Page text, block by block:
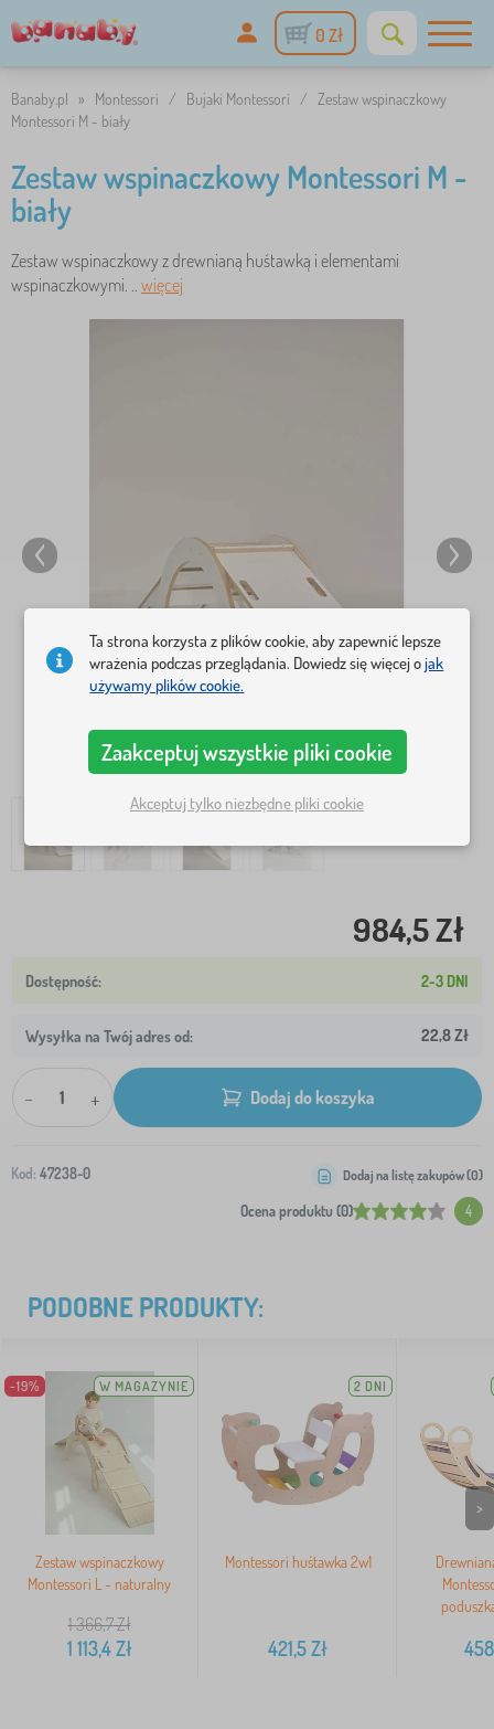
0 Zł
Banaby.pl » Montessori / Bujaki Montessori / Zestaw wspinaczkowy
Montessori M - biały
Zestaw wspinaczkowy Montessori M -
biały
Zestaw wspinaczkowy z drewnianą huśtawką i elementami
wspinaczkowymi. .. więcej
984,5 Zł
2-3 DNI
Wysyłka na Twój adres od: 22,8 Zł
- + Dodaj do koszyka
Kod: 47238-0
Ocena produktu (0) 4
Dodaj na listę zakupów (0)
PODOBNE PRODUKTY:
-19% W MAGAZYNIE
Zestaw wspinaczkowy
Montessori L - naturalny
1 366,7Zł
1 113,4Zł
2 DNI
Montessori huśtawka 2w1
421,5Zł
>
Ta strona korzysta z plików cookie, aby zapewnić lepsze
wrażenia podczas przeglądania. Dowiedz się więcej ojak
używamy plików cookie.
Zaakceptuj wszystkie pliki cookie
Akceptuj tylko niezbędne pliki cookie